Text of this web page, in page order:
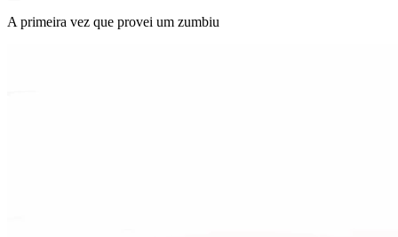
A primeira vez que provei um zumbiu